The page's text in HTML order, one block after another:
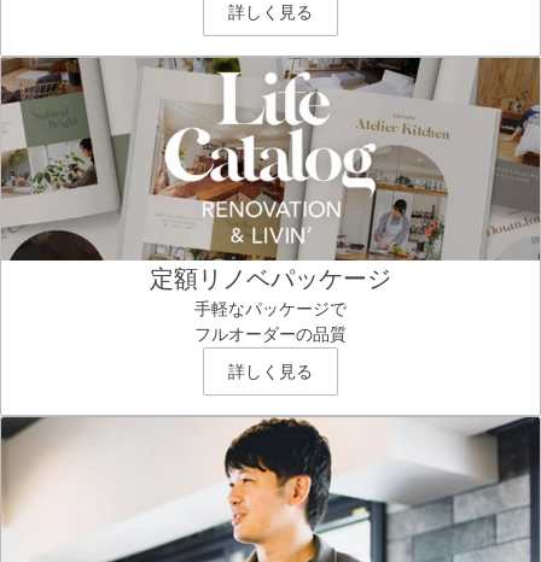
詳しく見る
定額リノベパッケージ
手軽なパッケージで
フルオーダーの品質
詳しく見る